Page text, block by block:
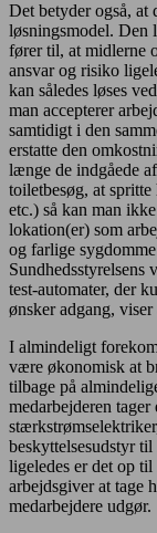
Det betyder også, at
løsningsmodel. Den
fører til, at midlerne
ansvar og risiko
kan således løses
man accepterer
samtidigt i den
erstatte den
længe de indgåede
toiletbesøg, at
etc.) så kan man
lokation(er) som
og farlige
test-automater, der
ønsker adgang,
I almindeligt
være økonomisk at
tilbage på
medarbejderen
beskyttelsesudstyr
ligeledes er det op
arbejdsgiver at tage
medarbejdere udgør.